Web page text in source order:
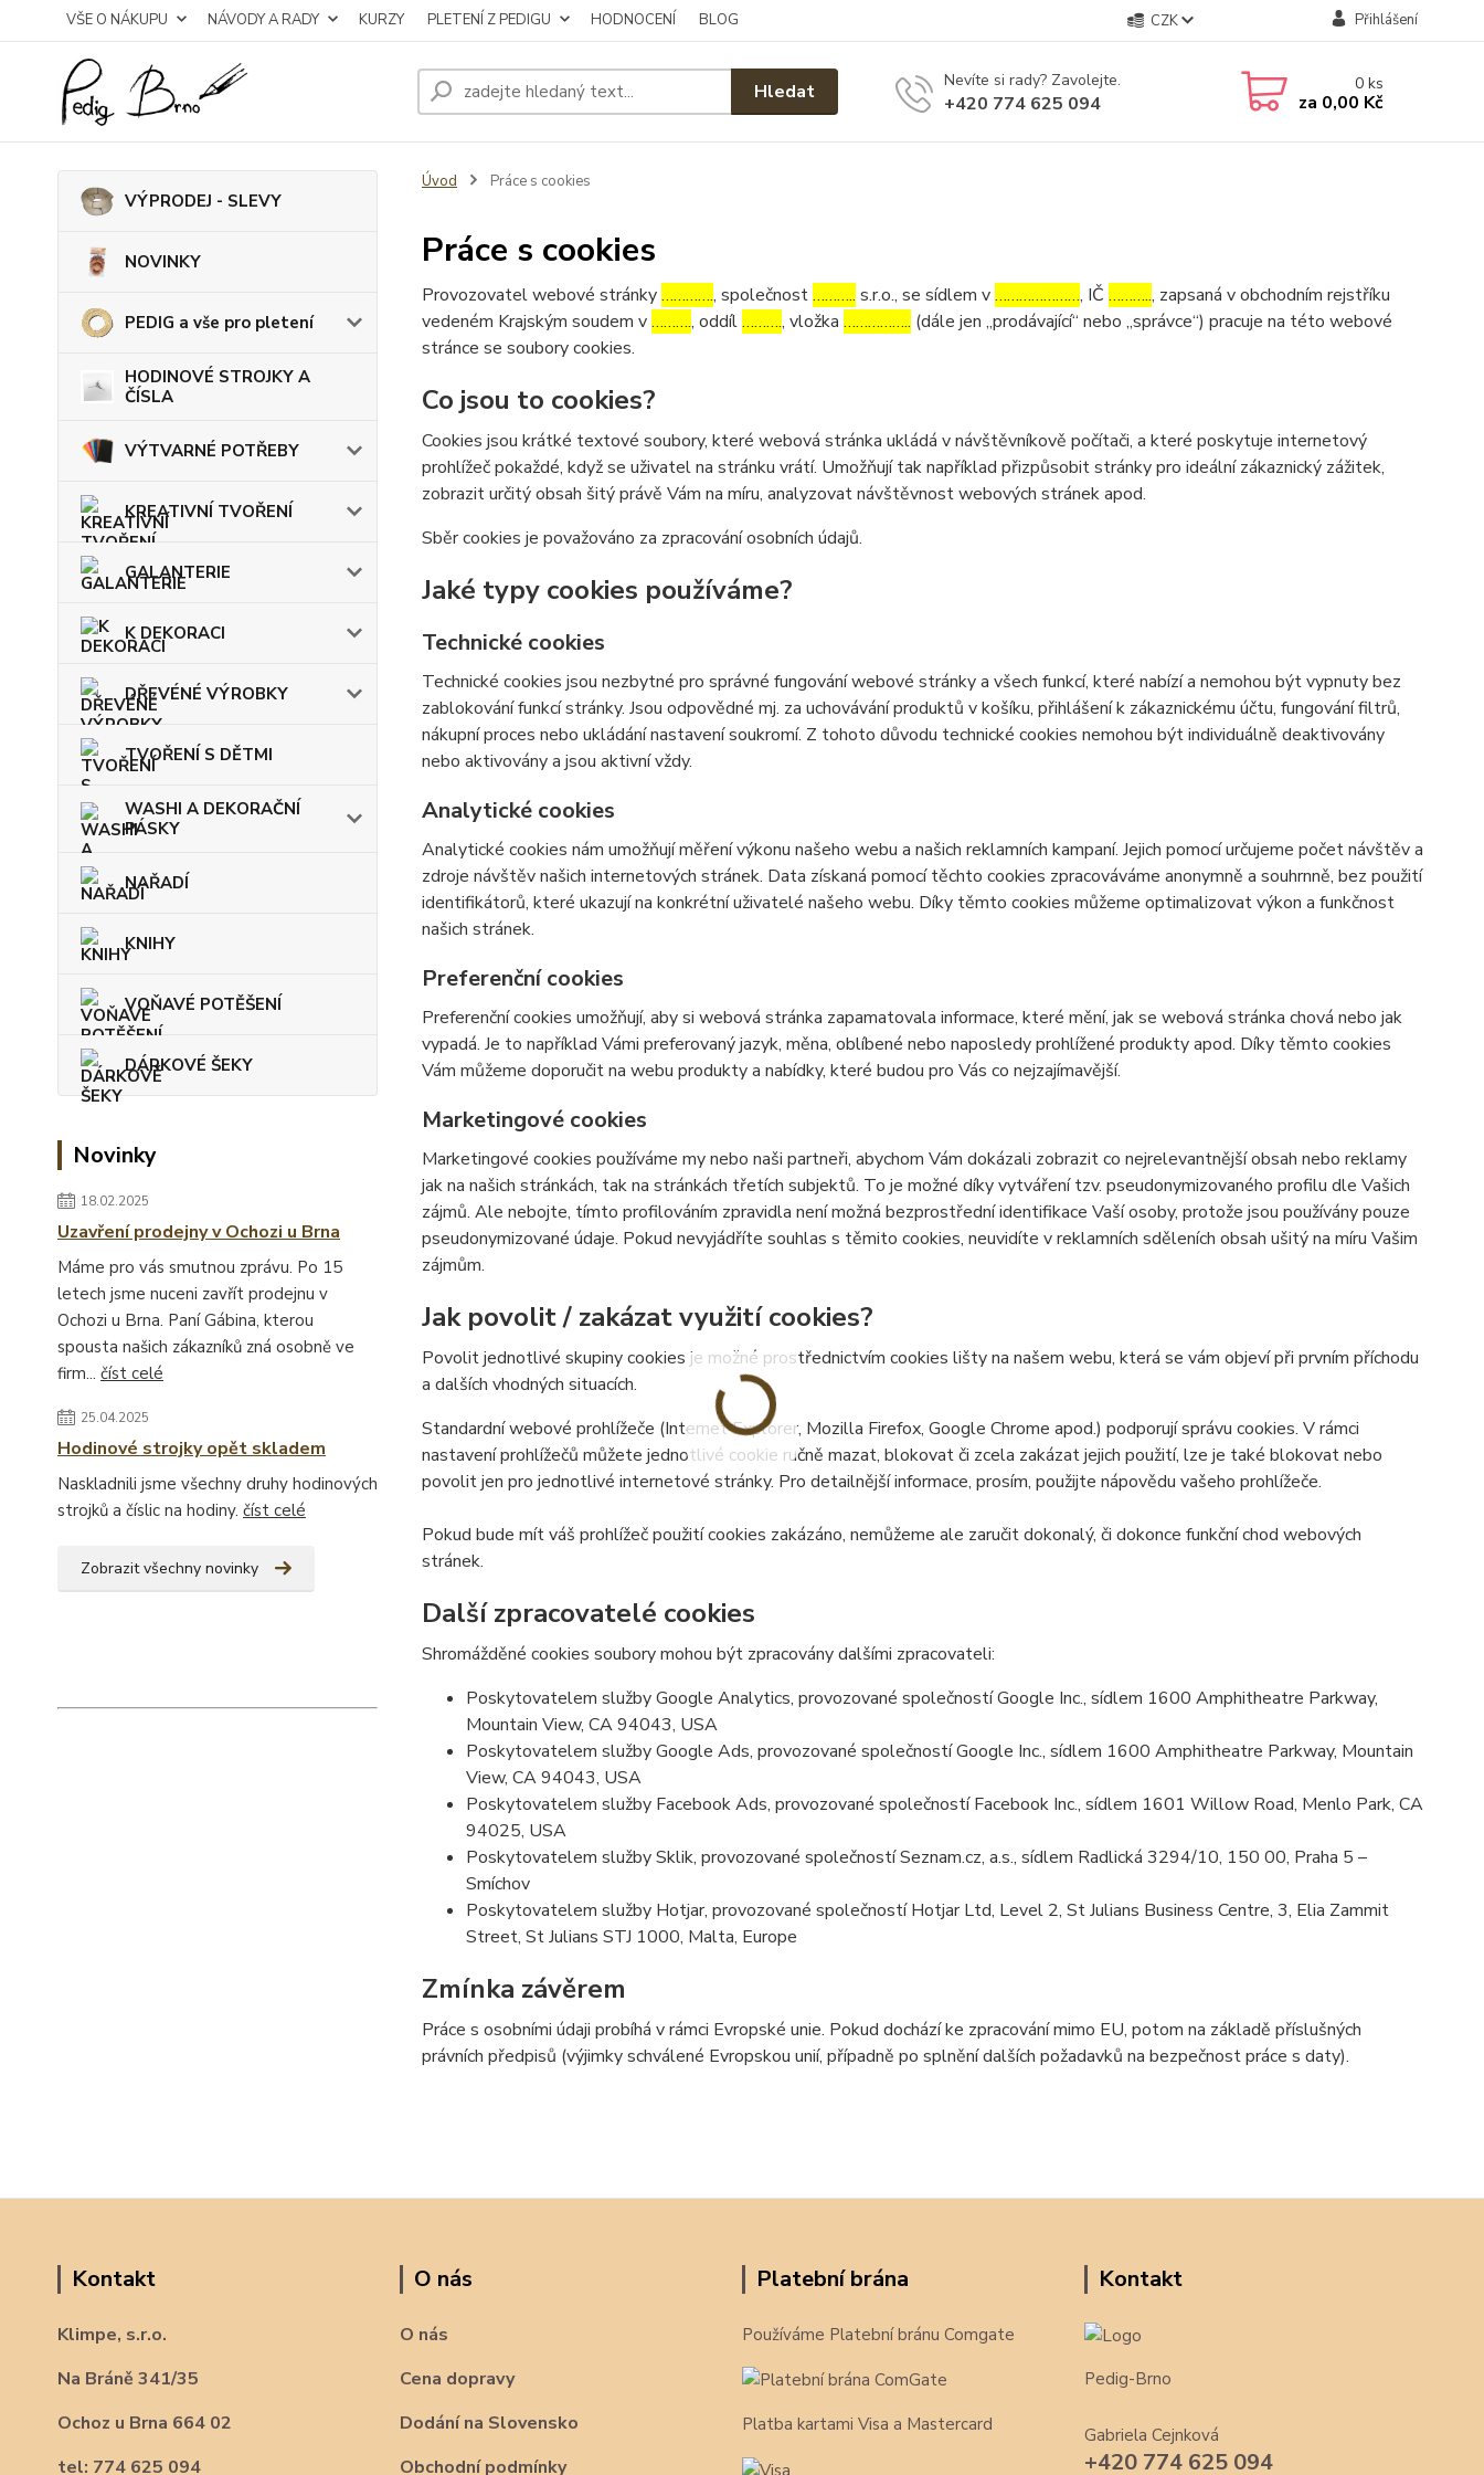
VŠE O NÁKUPU NÁVODY A RADY KURZY PLETENÍ Z PEDIGU HODNOCENÍ BLOG CZK Přihlášení
Hledat Nevíte si rady? Zavolejte.
+420 774 625 094
0ks
za 0,00 Kč
VÝPRODEJ - SLEVY
NOVINKY
PEDIG a vše pro pletení
HODINOVÉ STROJKY A
ČÍSLA
VÝTVARNÉ POTŘEBY
KREATIVNÍ TVOŘENÍ
GALANTERIE
K DEKORACI
DŘEVÉNÉ VÝROBKY
TVOŘENÍ S DĚTMI
WASHI A DEKORAČNÍ
PÁSKY
NAŘADÍ
KNIHY
VOŇAVÉ POTĚŠENÍ
DÁRKOVÉ ŠEKY
Novinky
18.02.2025
Uzavření prodejny v Ochozi u Brna
Máme pro vás smutnou zprávu. Po 15
letech jsme nuceni zavřít prodejnu v
Ochozi u Brna. Paní Gábina, kterou
spousta našich zákazníků zná osobně ve
firm... číst celé
25.04.2025
Hodinové strojky opět skladem
Naskladnili jsme všechny druhy hodinových
strojků a číslic na hodiny. číst celé
Zobrazit všechny novinky
Úvod Práce s cookies
Práce s cookies
Provozovatel webové stránky…………., společnost……….. s.r.o., se sídlem v…………………, IČ ……….., zapsaná v obchodním rejstříku
vedeném Krajským soudem v………., oddíl………., vložka …………….. (dále jen „prodávající“ nebo „správce“) pracuje na této webové
stránce se soubory cookies.
Co jsou to cookies?
Cookies jsou krátké textové soubory, které webová stránka ukládá v návštěvníkově počítači, a které poskytuje internetový
prohlížeč pokaždé, když se uživatel na stránku vrátí. Umožňují tak například přizpůsobit stránky pro ideální zákaznický zážitek,
zobrazit určitý obsah šitý právě Vám na míru, analyzovat návštěvnost webových stránek apod.
Sběr cookies je považováno za zpracování osobních údajů.
Jaké typy cookies používáme?
Technické cookies
Technické cookies jsou nezbytné pro správné fungování webové stránky a všech funkcí, které nabízí a nemohou být vypnuty bez
zablokování funkcí stránky. Jsou odpovědné mj. za uchovávání produktů v košíku, přihlášení k zákaznickému účtu, fungování filtrů,
nákupní proces nebo ukládání nastavení soukromí. Z tohoto důvodu technické cookies nemohou být individuálně deaktivovány
nebo aktivovány a jsou aktivní vždy.
Analytické cookies
Analytické cookies nám umožňují měření výkonu našeho webu a našich reklamních kampaní. Jejich pomocí určujeme počet návštěv a
zdroje návštěv našich internetových stránek. Data získaná pomocí těchto cookies zpracováváme anonymně a souhrnně, bez použití
identifikátorů, které ukazují na konkrétní uživatelé našeho webu. Díky těmto cookies můžeme optimalizovat výkon a funkčnost
našich stránek.
Preferenční cookies
Preferenční cookies umožňují, aby si webová stránka zapamatovala informace, které mění, jak se webová stránka chová nebo jak
vypadá. Je to například Vámi preferovaný jazyk, měna, oblíbené nebo naposledy prohlížené produkty apod. Díky těmto cookies
Vám můžeme doporučit na webu produkty a nabídky, které budou pro Vás co nejzajímavější.
Marketingové cookies
Marketingové cookies používáme my nebo naši partneři, abychom Vám dokázali zobrazit co nejrelevantnější obsah nebo reklamy
jak na našich stránkách, tak na stránkách třetích subjektů. To je možné díky vytváření tzv. pseudonymizovaného profilu dle Vašich
zájmů. Ale nebojte, tímto profilováním zpravidla není možná bezprostřední identifikace Vaší osoby, protože jsou používány pouze
pseudonymizované údaje. Pokud nevyjádříte souhlas s těmito cookies, neuvidíte v reklamních sděleních obsah ušitý na míru Vašim
zájmům.
Jak povolit / zakázat využití cookies?
Povolit jednotlivé skupiny cookies je možné prostřednictvím cookies lišty na našem webu, která se vám objeví při prvním příchodu
a dalších vhodných situacích.
Standardní webové prohlížeče (Internet Explorer, Mozilla Firefox, Google Chrome apod.) podporují správu cookies. V rámci
nastavení prohlížečů můžete jednotlivé cookie ručně mazat, blokovat či zcela zakázat jejich použití, lze je také blokovat nebo
povolit jen pro jednotlivé internetové stránky. Pro detailnější informace, prosím, použijte nápovědu vašeho prohlížeče.
Pokud bude mít váš prohlížeč použití cookies zakázáno, nemůžeme ale zaručit dokonalý, či dokonce funkční chod webových
stránek.
Další zpracovatelé cookies
Shromážděné cookies soubory mohou být zpracovány dalšími zpracovateli:
Poskytovatelem služby Google Analytics, provozované společností Google Inc., sídlem 1600 Amphitheatre Parkway,
Mountain View, CA 94043, USA
Poskytovatelem služby Google Ads, provozované společností Google Inc., sídlem 1600 Amphitheatre Parkway, Mountain
View, CA 94043, USA
Poskytovatelem služby Facebook Ads, provozované společností Facebook Inc., sídlem 1601 Willow Road, Menlo Park, CA
94025, USA
Poskytovatelem služby Sklik, provozované společností Seznam.cz, a.s., sídlem Radlická 3294/10, 150 00, Praha 5 –
Smíchov
Poskytovatelem služby Hotjar, provozované společností Hotjar Ltd, Level 2, St Julians Business Centre, 3, Elia Zammit
Street, St Julians STJ 1000, Malta, Europe
Zmínka závěrem
Práce s osobními údaji probíhá v rámci Evropské unie. Pokud dochází ke zpracování mimo EU, potom na základě příslušných
právních předpisů (výjimky schválené Evropskou unií, případně po splnění dalších požadavků na bezpečnost práce s daty).
Kontakt
Klimpe, s.r.o.
Na Bráně 341/35
Ochoz u Brna 664 02
tel: 774 625 094
O nás
O nás
Cena dopravy
Dodání na Slovensko
Obchodní podmínky
Platební brána
Používáme Platební bránu Comgate
Platba kartami Visa a Mastercard
Kontakt
Pedig-Brno
Gabriela Cejnková
+420 774 625 094